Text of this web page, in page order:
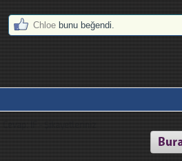
Chloebunu beğendi.
Cevap: IF - Şikayetleriniz